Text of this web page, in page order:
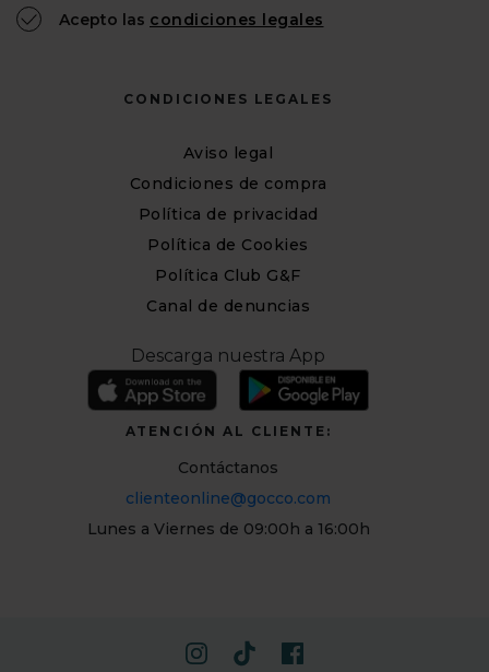
Acepto las condiciones legales
CONDICIONES LEGALES
Aviso legal
Condiciones de compra
Política de privacidad
Política de Cookies
Política Club G&F
Canal de denuncias
Descarga nuestra App
ATENCIÓN AL CLIENTE:
Contáctanos
clienteonline@gocco.com
Lunes a Viernes de 09:00h a 16:00h